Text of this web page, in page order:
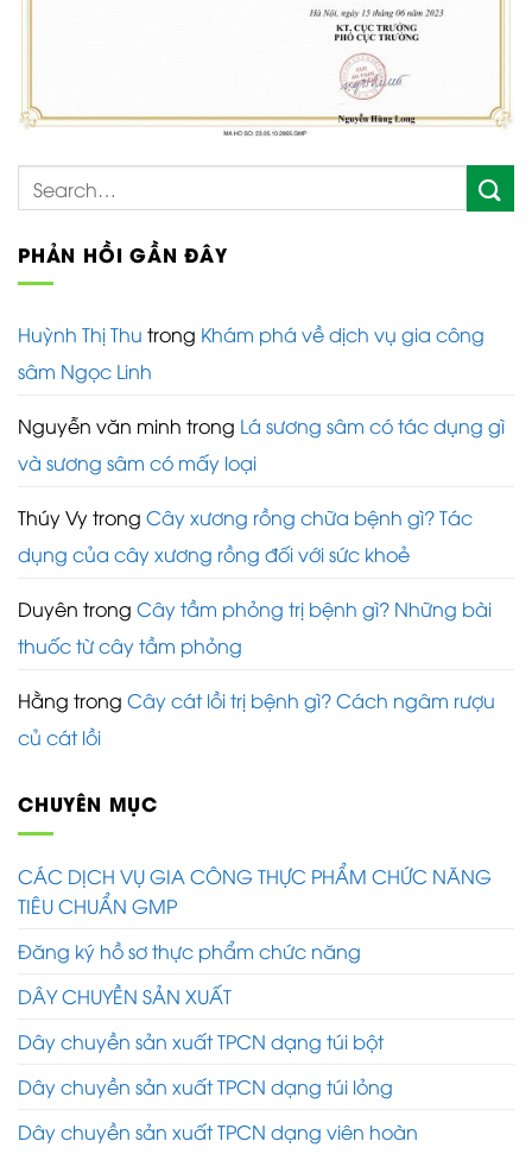
PHẢN HỒI GẦN ĐÂY
Huỳnh Thị Thu trong Khám phá về dịch vụ gia công
sâm Ngọc Linh
Nguyễn văn minh trong Lá sương sâm có tác dụng gì
và sương sâm có mấy loại
Thúy Vytrong Cây xương rồng chữa bệnh gì? Tác
dụng của cây xương rồng đối với sức khoẻ
Duyên trong Cây tầm phỏng trị bệnh gì? Những bài
thuốc từ cây tầm phỏng
Hằng trong Cây cát lồi trị bệnh gì? Cách ngâm rượu
củ cát lồi
CHUYÊN MỤC
CÁC DỊCH VỤ GIA CÔNG THỰC PHẨM CHỨC NĂNG
TIÊU CHUẨN GMP
Đăng ký hồ sơ thực phẩm chức năng
DÂY CHUYỀN SẢN XUẤT
Dây chuyền sản xuất TPCN dạng túi bột
Dây chuyền sản xuất TPCN dạng túi lỏng
Dây chuyền sản xuất TPCN dạng viên hoàn